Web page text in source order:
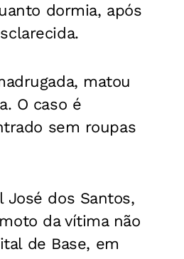
dormia, após
matou
O caso é
sem roupas
José dos Santos,
da vítima não
de Base, em